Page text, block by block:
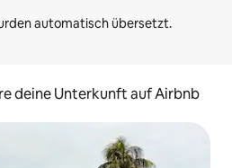
deine Unterkunft auf Airbnb